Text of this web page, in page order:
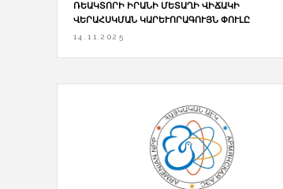
ՌԵԱԿՏՈՐԻ ԻՐԱՆԻ ՄԵՏԱՂԻ ՎԻՃԱԿԻ
ՎԵՐԱՀՍԿՄԱՆ ԿԱՐԵՒՈՐԱԳՈՒՅՆ ՓՈՒԼԸ
14.11.2025